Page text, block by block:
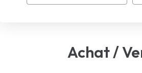
Achat /